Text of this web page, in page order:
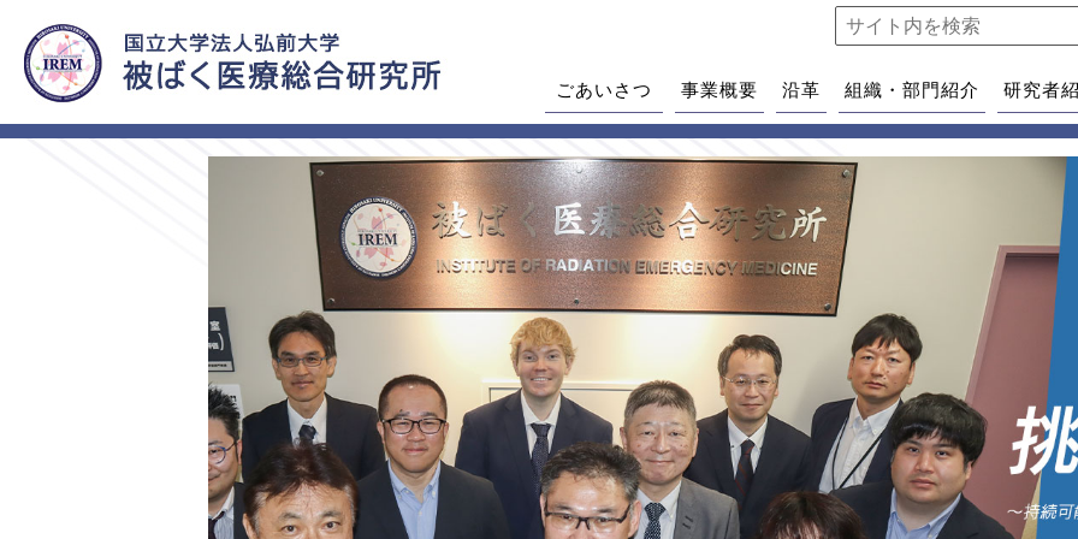
ごあいさつ 事業概要 沿革 組織・部門紹介 研究者